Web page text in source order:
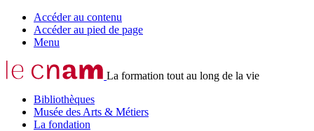
Accéder au contenu
Accéder au pied de page
Menu
La formation tout au long de la vie
Bibliothèques
Musée des Arts & Métiers
La fondation